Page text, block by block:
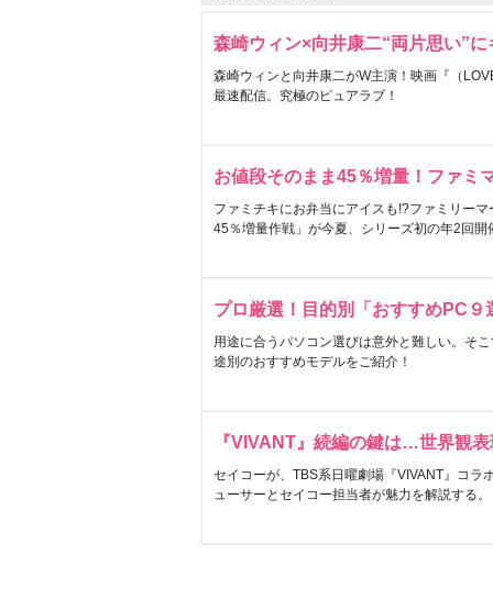
森崎ウィン×向井康二“両片思い”
森崎ウィンと向井康二がW主演！映画『（
最速配信。究極のピュアラブ！
お値段そのまま45％増量！ファミ
ファミチキにお弁当にアイスも!?ファミリー
45％増量作戦」が今夏、シリーズ初の年2回開
プロ厳選！目的別「おすすめPC９
用途に合うパソコン選びは意外と難しい。そ
途別のおすすめモデルをご紹介！
『VIVANT』続編の鍵は…世界観
セイコーが、TBS系日曜劇場『VIVANT』コラ
ューサーとセイコー担当者が魅力を解説する。